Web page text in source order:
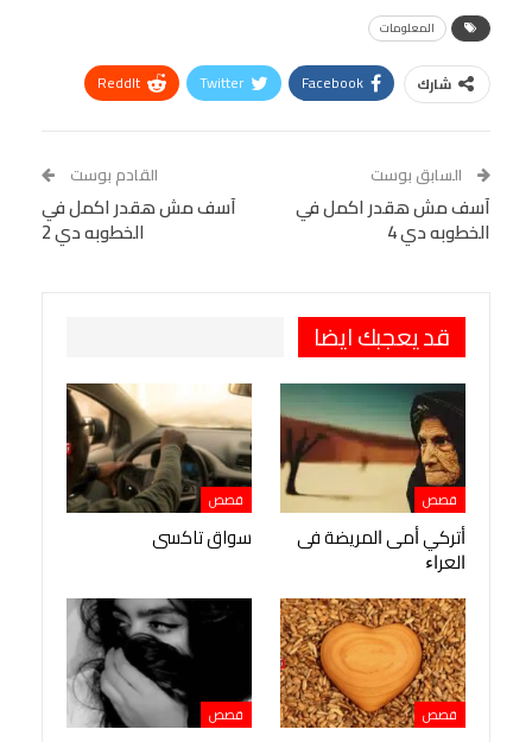
المعلومات
شارك Facebook
Twitter
ReddIt
Tumblr
البريد الإلكتروني
StumbleUpon
VK
Digg
Viber
السابق بوست
آسف مش هقدر اكمل في
الخطوبه دي 4
القادم بوست
آسف مش هقدر اكمل في
الخطوبه دي 2
قد يعجبك ايضا
قصص
ﺃﺗﺮﻛﻲ ﺃﻣﻰ ﺍﻟﻤﺮﻳﻀﺔ ﻓﻰ
ﺍﻟﻌﺮﺍﺀ
قصص
سواق تاكسى
قصص قصص